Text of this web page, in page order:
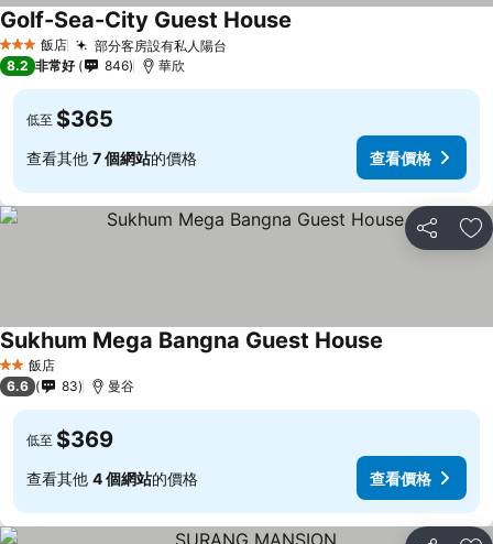
3 星級 飯店 部分客房設有私人陽台
Golf-Sea-City Guest House
8.2 非常好 846 華欣
低至 $365
查看其他 7 個網站的價格 查看價格
分享 加
2 星級飯店
Sukhum Mega Bangna Guest House
6.6 83 曼谷
低至 $369
查看其他 4 個網站的價格 查看價格